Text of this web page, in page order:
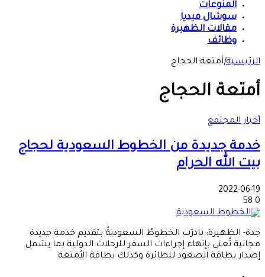
المنوعات
سوشال ميديا
مقالات الظهيرة
وظائف
الرئيسية|أمتعة الحجاج
أمتعة الحجاج
أخبار المجتمع
خدمة جديدة من الخطوط السعودية لحجاج
بيت الله الحرام
2022-06-19
0
جدة- الظهيرة: بادرَت الخطوطُ السعوديةُ بتقديم خدمة جديدة
مجانية تُعنى بإنهاء إجراءات السفر للرحلات الدولية بما يشمل
إصدار بطاقة الصعود للطائرة وكذلك بطاقة الأمتعة